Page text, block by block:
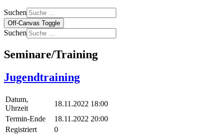
Suchen
Off-Canvas Toggle
Suchen
Seminare/Training
Jugendtraining
Datum,
Uhrzeit
18.11.2022 18:00
Termin-Ende
18.11.2022 20:00
Registriert
0